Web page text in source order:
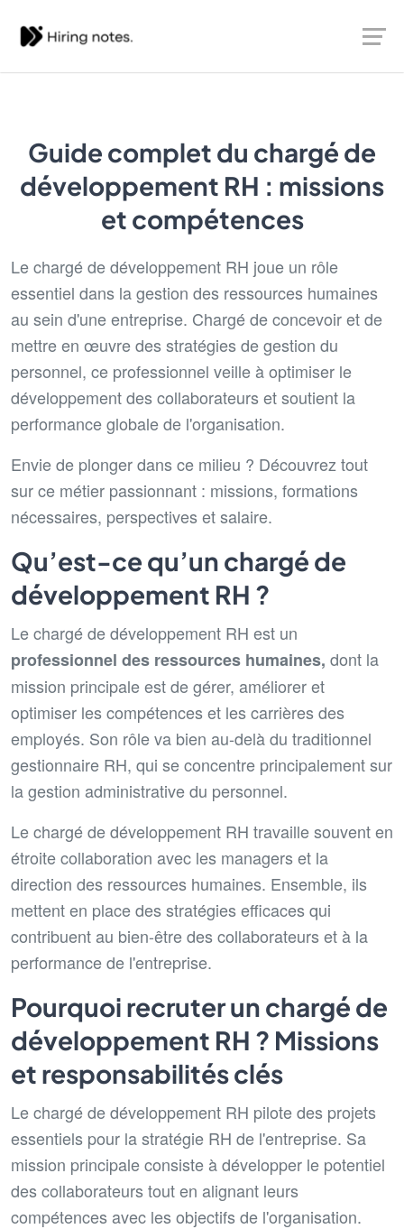
Guide complet du chargé de
développement RH : missions
et compétences
Le chargé de développement RH joue un rôle
essentiel dans la gestion des ressources humaines
au sein d'une entreprise. Chargé de concevoir et de
mettre en œuvre des stratégies de gestion du
personnel, ce professionnel veille à optimiser le
développement des collaborateurs et soutient la
performance globale de l'organisation.
Envie de plonger dans ce milieu ? Découvrez tout
sur ce métier passionnant : missions, formations
nécessaires, perspectives et salaire.
Qu’est-ce qu’un chargé de
développement RH ?
Le chargé de développement RH est un
professionnel des ressources humaines, dont la
mission principale est de gérer, améliorer et
optimiser les compétences et les carrières des
employés. Son rôle va bien au-delà du traditionnel
gestionnaire RH, qui se concentre principalement sur
la gestion administrative du personnel.
Le chargé de développement RH travaille souvent en
étroite collaboration avec les managers et la
direction des ressources humaines. Ensemble, ils
mettent en place des stratégies efficaces qui
contribuent au bien-être des collaborateurs et à la
performance de l'entreprise.
Pourquoi recruter un chargé de
développement RH ? Missions
et responsabilités clés
Le chargé de développement RH pilote des projets
essentiels pour la stratégie RH de l'entreprise. Sa
mission principale consiste à développer le potentiel
des collaborateurs tout en alignant leurs
compétences avec les objectifs de l'organisation.